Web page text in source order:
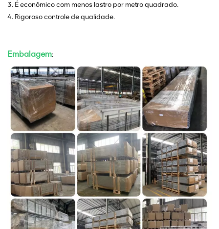
3. É econômico com menos lastro por metro quadrado.
4. Rigoroso controle de qualidade.
Embalagem: